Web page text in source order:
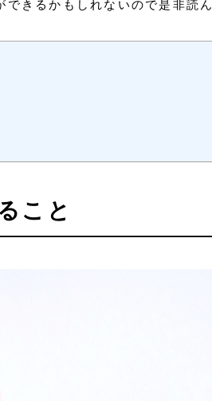
きるかもしれないので是非読
こと